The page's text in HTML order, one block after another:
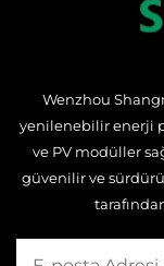
Wenzhou
yenilenebilir enerji
ve PV modüller
güvenilir ve